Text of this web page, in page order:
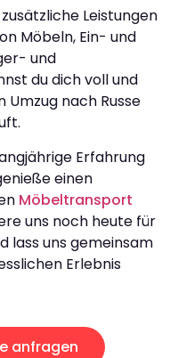
Leistungen
Möbeln, Ein- und
und
du dich voll und
Umzug nach Russe
Erfahrung
einen
Möbeltransport
uns noch heute für
lass uns gemeinsam
Erlebnis
anfragen